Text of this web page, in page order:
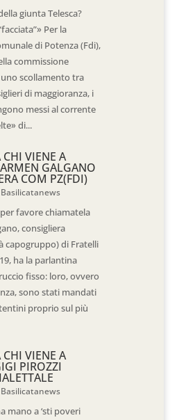
giunta Telesca?
Per la
di Potenza (Fdi),
commissione
uno scollamento tra
di maggioranza, i
messi al corrente
di...
VIENE A
GALGANO
COM PZ(FDI)
Basilicatanews
favore chiamatela
consigliera
capogruppo) di Fratelli
ha la parlantina
fisso: loro, ovvero
sono stati mandati
proprio sul più
VIENE A
PIROZZI
Basilicatanews
mano a ‘sti poveri